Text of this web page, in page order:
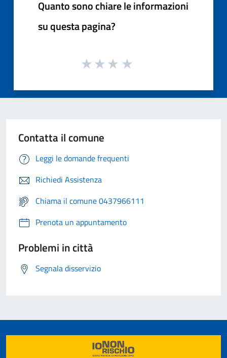
Quanto sono chiare le informazioni
su questa pagina?
Contatta il comune
Leggi le domande frequenti
Richiedi Assistenza
Chiama il comune 0437966111
Prenota un appuntamento
Problemi in città
Segnala disservizio